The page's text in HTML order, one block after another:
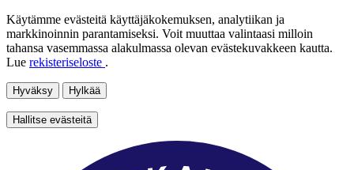
Käytämme evästeitä käyttäjäkokemuksen, analytiikan ja
markkinoinnin parantamiseksi. Voit muuttaa valintaasi milloin
tahansa vasemmassa alakulmassa olevan evästekuvakkeen kautta.
Lue rekisteriseloste .
Hyväksy Hylkää
Hallitse evästeitä